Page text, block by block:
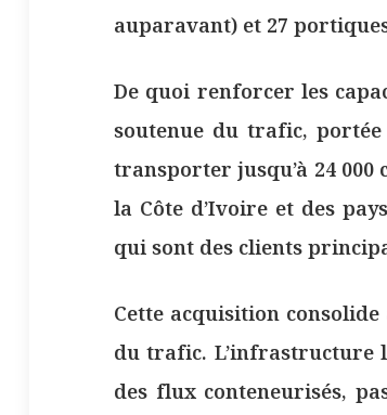
auparavant) et 27
De quoi renforcer les
soutenue du trafic, portée
transporter jusqu’à 24
la Côte d’Ivoire et des
qui sont des clients
Cette acquisition
du trafic. L’infrastructure
des flux conteneurisés,